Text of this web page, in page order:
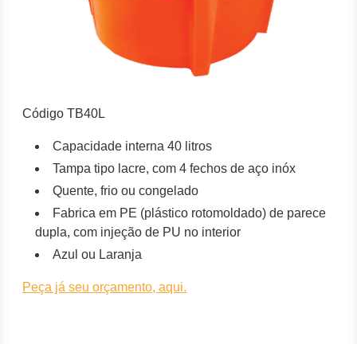
Código TB40L
Capacidade interna 40 litros
Tampa tipo lacre, com 4 fechos de aço inóx
Quente, frio ou congelado
Fabrica em PE (plástico rotomoldado) de parece
dupla, com injeção de PU no interior
Azul ou Laranja
Peça já seu orçamento, aqui.